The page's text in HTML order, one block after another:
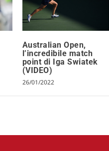
Australian Open,
l’incredibile match
point di Iga Swiatek
(VIDEO)
26/01/2022